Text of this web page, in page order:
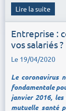
Dans un
chose est
réaliser des
La gestion des
sur les
surmonter les
Se pose plus
Lire la suite
Entreprise :
vos salariés ?
Le 19/04/2020
Le coronavirus
fondamentale
janvier 2016,
mutuelle santé